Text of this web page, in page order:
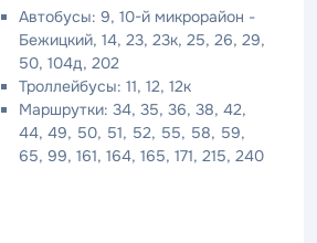
Автобусы: 9, 10-й микрорайон -
Бежицкий, 14, 23, 23к, 25, 26, 29,
50, 104д, 202
Троллейбусы: 11, 12, 12к
Маршрутки: 34, 35, 36, 38, 42,
44, 49, 50, 51, 52, 55, 58, 59,
65, 99, 161, 164, 165, 171, 215, 240